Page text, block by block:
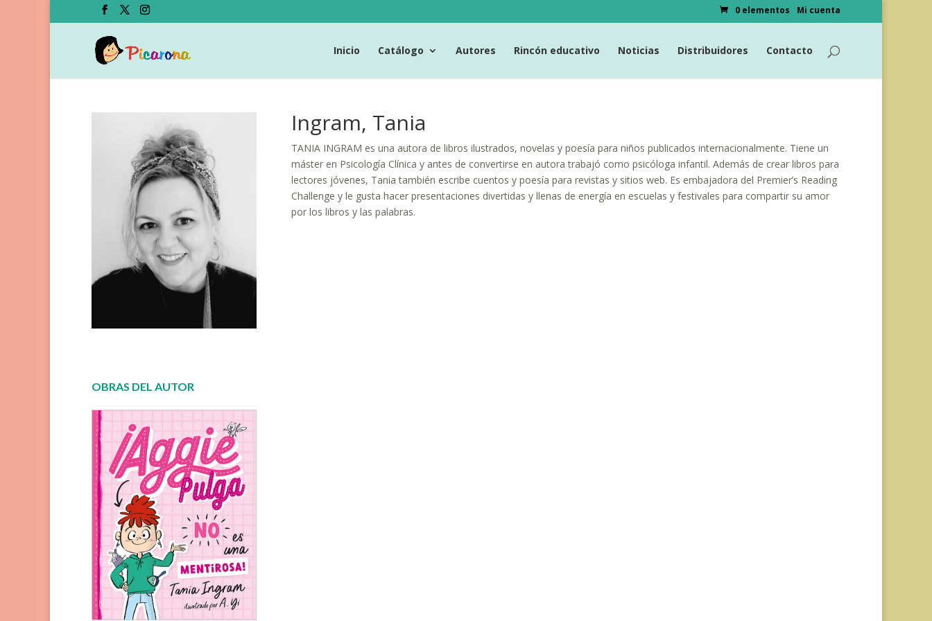
Mi cuenta
0 elementos
Inicio Catálogo Autores Rincón educativo Noticias Distribuidores Contacto
Ingram, Tania
TANIA INGRAM es una autora de libros ilustrados, novelas y poesía para niños publicados internacionalmente. Tiene un
máster en Psicología Clínica y antes de convertirse en autora trabajó como psicóloga infantil. Además de crear libros para
lectores jóvenes, Tania también escribe cuentos y poesía para revistas y sitios web. Es embajadora del Premier’s Reading
Challenge y le gusta hacer presentaciones divertidas y llenas de energía en escuelas y festivales para compartir su amor
por los libros y las palabras.
OBRAS DEL AUTOR